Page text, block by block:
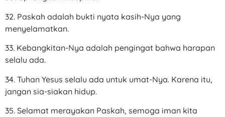
32. Paskah adalah bukti nyata kasih-Nya yang
menyelamatkan.
33. Kebangkitan-Nya adalah pengingat bahwa harapan
selalu ada.
34. Tuhan Yesus selalu ada untuk umat-Nya. Karena itu,
jangan sia-siakan hidup.
35. Selamat merayakan Paskah, semoga iman kita